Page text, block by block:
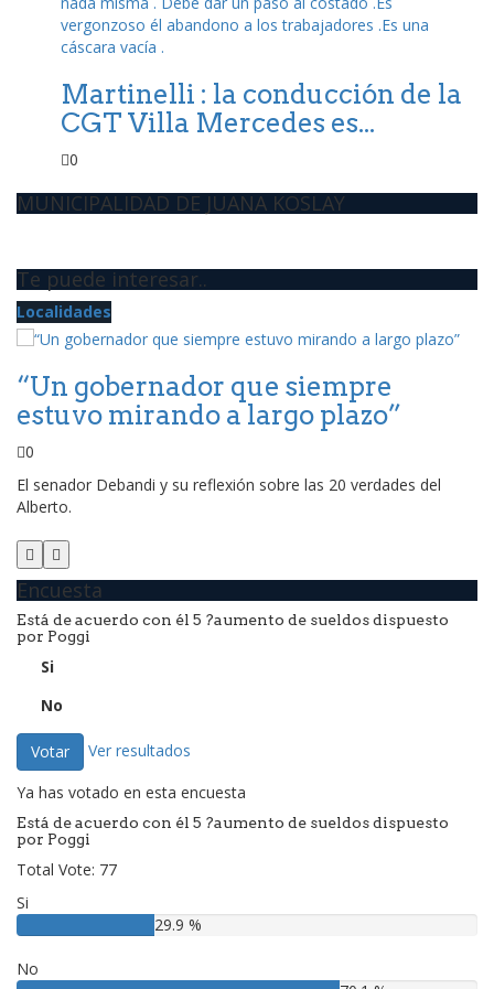
Martinelli : la conducción de la
CGT Villa Mercedes es...
0
MUNICIPALIDAD DE JUANA KOSLAY
Te puede interesar..
Localidades
“Un gobernador que siempre
estuvo mirando a largo plazo”
0
El senador Debandi y su reflexión sobre las 20 verdades del
Alberto.
Encuesta
Está de acuerdo con él 5 ?aumento de sueldos dispuesto
por Poggi
Si
No
Votar Ver resultados
Ya has votado en esta encuesta
Está de acuerdo con él 5 ?aumento de sueldos dispuesto
por Poggi
Total Vote: 77
Si
29.9 %
No